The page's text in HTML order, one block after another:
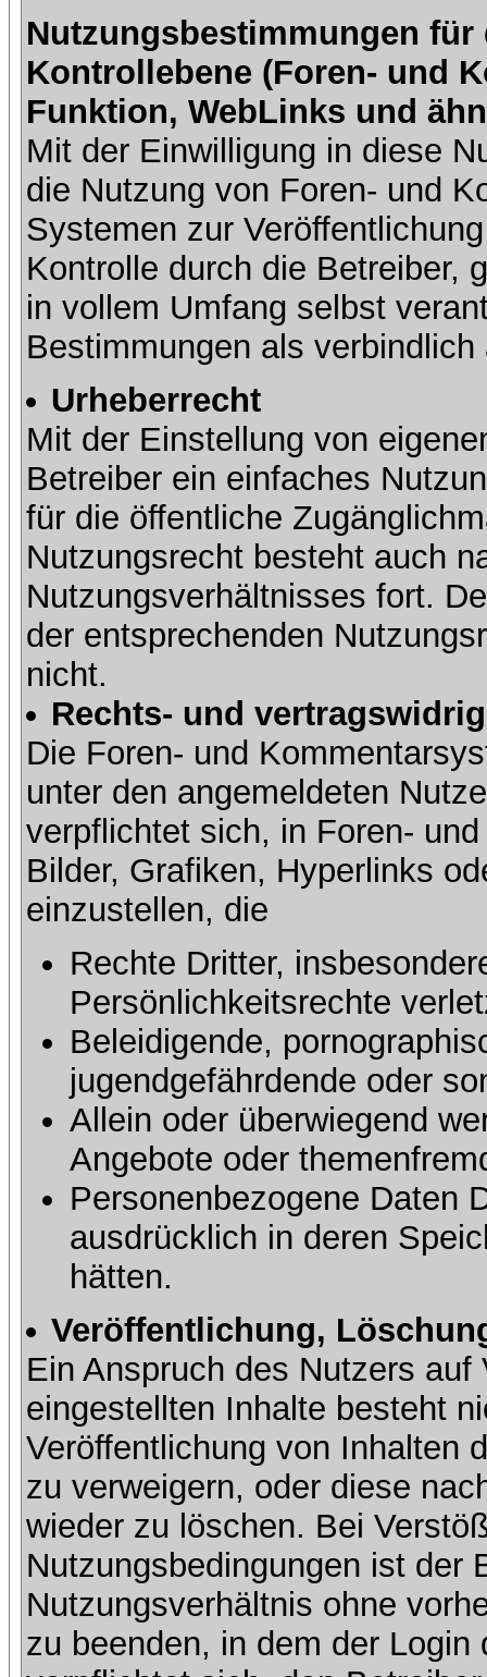
Nutzungsbestimmungen
Kontrollebene (Foren- und
Funktion, WebLinks und
Mit der Einwilligung in diese
die Nutzung von Foren- und
Systemen zur
Kontrolle durch die Betreiber,
in vollem Umfang selbst
Bestimmungen als verbindlich
Urheberrecht
Mit der Einstellung von
Betreiber ein einfaches
für die öffentliche
Nutzungsrecht besteht auch
Nutzungsverhältnisses fort.
der entsprechenden
nicht.
Rechts- und
Die Foren- und
unter den angemeldeten
verpflichtet sich, in Foren-
Bilder, Grafiken, Hyperlinks
einzustellen, die
Rechte Dritter,
Persönlichkeitsrechte
Beleidigende,
jugendgefährdende oder
Allein oder überwiegend
Angebote oder
Personenbezogene Daten
ausdrücklich in deren
hätten.
Veröffentlichung,
Ein Anspruch des Nutzers
eingestellten Inhalte besteht
Veröffentlichung von Inhalten
zu verweigern, oder diese
wieder zu löschen. Bei
Nutzungsbedingungen ist der
Nutzungsverhältnis ohne
zu beenden, in dem der